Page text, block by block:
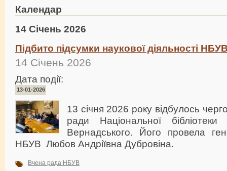
Календар
14 Січень 2026
Підбито підсумки наукової діяльності
14 Січень 2026
Дата події:
13-01-2026
13 січня 2026 року відбулось
ради Національної
Вернадського. Його провела
НБУВ Любов Андріївна Дубровіна.
Вчена рада НБУВ